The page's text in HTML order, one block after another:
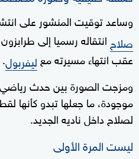
وساعد توقيت المنشور على
صلاح انتقاله رسميا إلى
عقب انتهاء مسيرته مع ليفربول.
ومزجت الصورة بين حدث
موجودة، ما جعلها تبدو كأنها
لصلاح داخل ناديه الجديد.
ليست المرة الأولى